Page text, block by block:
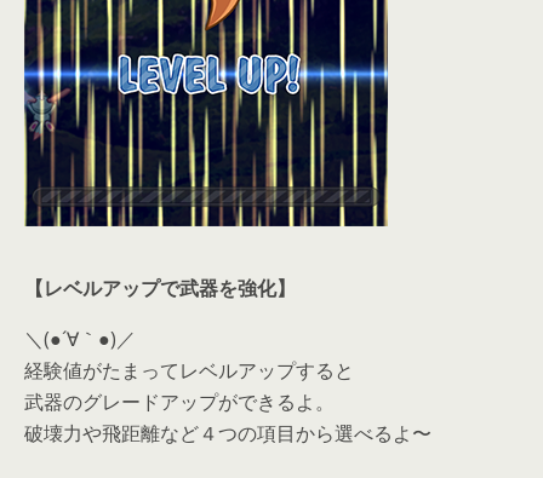
【レベルアップで武器を強化】
＼(●´∀｀●)／
経験値がたまってレベルアップすると
武器のグレードアップができるよ。
破壊力や飛距離など４つの項目から選べるよ〜